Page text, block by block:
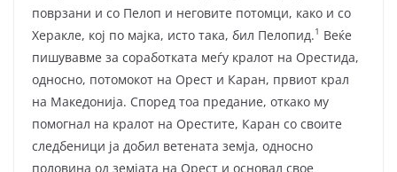
поврзани и со Пелоп и неговите потомци, како и со
Херакле, кој по мајка, исто така, бил Пелопид.1 Веќе
пишувавме за соработката меѓу кралот на Орестида,
односно, потомокот на Орест и Каран, првиот крал
на Македонија. Според тоа предание, откако му
помогнал на кралот на Орестите, Каран со своите
следбеници ја добил ветената земја, односно
половина од земјата на Орест и основал свое